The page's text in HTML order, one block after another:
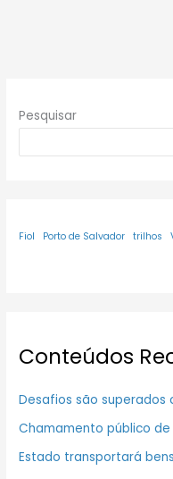
Pesquisar
Fiol Porto de Salvador trilhos
Conteúdos
Desafios são
Chamamento público
Estado transportará